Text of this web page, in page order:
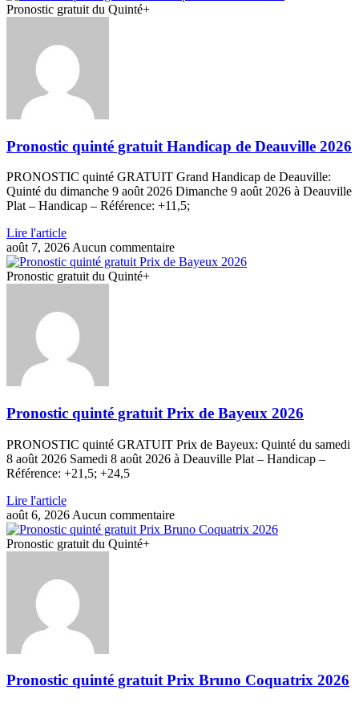
Pronostic gratuit du Quinté+
Pronostic quinté gratuit Handicap de Deauville 2026
PRONOSTIC quinté GRATUIT Grand Handicap de Deauville:
Quinté du dimanche 9 août 2026 Dimanche 9 août 2026 à Deauville
Plat – Handicap – Référence: +11,5;
Lire l'article
août 7, 2026 Aucun commentaire
Pronostic gratuit du Quinté+
Pronostic quinté gratuit Prix de Bayeux 2026
PRONOSTIC quinté GRATUIT Prix de Bayeux: Quinté du samedi
8 août 2026 Samedi 8 août 2026 à Deauville Plat – Handicap –
Référence: +21,5; +24,5
Lire l'article
août 6, 2026 Aucun commentaire
Pronostic gratuit du Quinté+
Pronostic quinté gratuit Prix Bruno Coquatrix 2026